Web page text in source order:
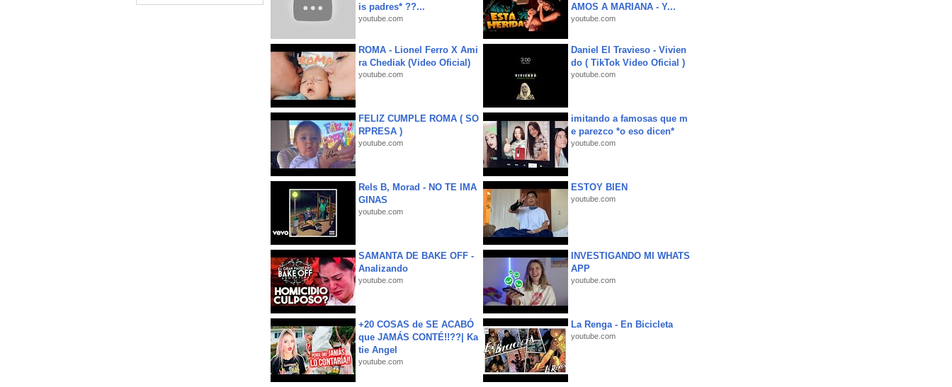
is padres* ??...
youtube.com
AMOS A MARIANA - Y...
youtube.com
ROMA - Lionel Ferro X Ami
ra Chediak (Video Oficial)
youtube.com
Daniel El Travieso - Vivien
do ( TikTok Video Oficial )
youtube.com
FELIZ CUMPLE ROMA ( SO
RPRESA )
youtube.com
imitando a famosas que m
e parezco *o eso dicen*
youtube.com
Rels B, Morad - NO TE IMA
GINAS
youtube.com
ESTOY BIEN
youtube.com
SAMANTA DE BAKE OFF -
Analizando
youtube.com
INVESTIGANDO MI WHATS
APP
youtube.com
+20 COSAS de SE ACABÓ
que JAMÁS CONTÉ!!??| Ka
tie Angel
youtube.com
La Renga - En Bicicleta
youtube.com